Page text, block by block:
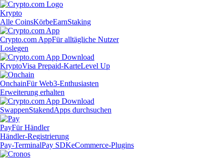
Krypto
Alle CoinsKörbeEarnStaking
Crypto.com AppFür alltägliche Nutzer
Loslegen
KryptoVisa Prepaid-KarteLevel Up
OnchainFür Web3-Enthusiasten
Erweiterung erhalten
SwappenStakendApps durchsuchen
PayFür Händler
Händler-Registrierung
Pay-TerminalPay SDKeCommerce-Plugins